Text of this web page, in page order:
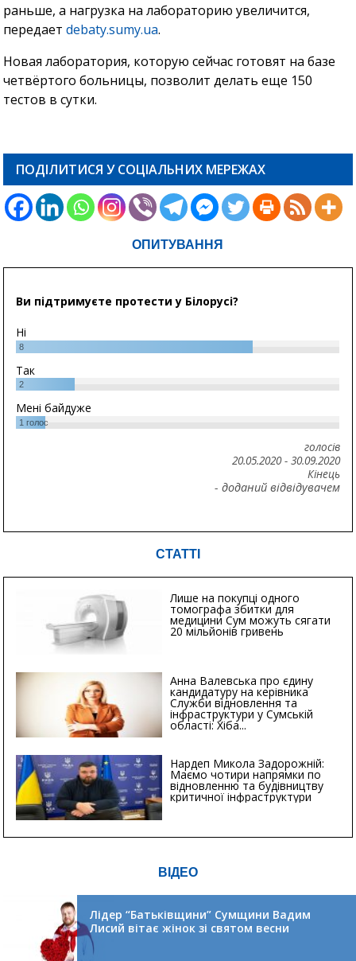
раньше, а нагрузка на лабораторию увеличится,
передаетdebaty.sumy.ua.
Новая лаборатория, которую сейчас готовят на базе
четвёртого больницы, позволит делать еще 150
тестов в сутки.
ПОДІЛИТИСЯ У СОЦІАЛЬНИХ МЕРЕЖАХ
ОПИТУВАННЯ
Ви підтримуєте протести у Білорусі?
Ні
8
Так
2
Мені байдуже
1 голос
голосів
20.05.2020- 30.09.2020
Кінець
- доданий відвідувачем
СТАТТІ
Лише на покупці одного
томографа збитки для
медицини Сум можуть сягати
20 мільйонів гривень
Анна Валевська про єдину
кандидатуру на керівника
Служби відновлення та
інфраструктури у Сумській
області: Хіба...
Нардеп Микола Задорожній:
Маємо чотири напрямки по
відновленню та будівництву
критичної інфраструктури
ВІДЕО
Лідер “Батьківщини” Сумщини Вадим
Лисий вітає жінок зі святом весни